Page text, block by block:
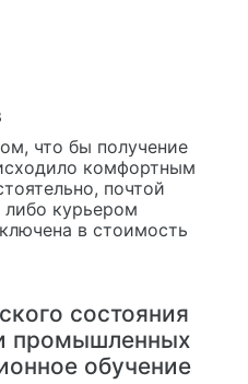
что бы получение
комфортным
почтой
курьером
в стоимость
состояния
промышленных
обучение